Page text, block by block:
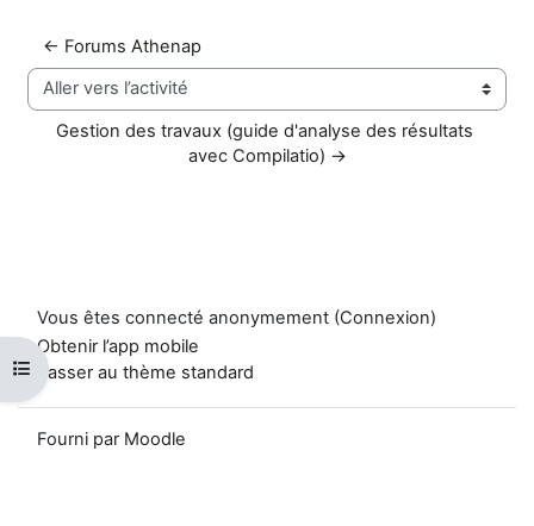
Ouvrir l’index du cours
← Forums Athenap
Aller vers l’activité
Gestion des travaux (guide d'analyse des résultats
avec Compilatio) →
Vous êtes connecté anonymement (Connexion)
Obtenir l’app mobile
Passer au thème standard
Fourni par Moodle